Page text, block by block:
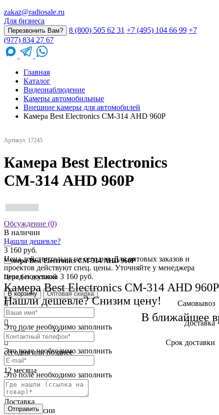
zakaz@radiosale.ru
Для бизнеса
Перезвонить Вам? 8 (800) 505 62 31 +7 (495) 104 66 99 +7
(977) 834 27 67
Главная
Каталог
Видеонаблюдение
Камеры автомобильные
Внешние камеры для автомобилей
Камера Best Electronics СМ-314 AHD 960P
Артикул: 17245
Камера Best Electronics
СМ-314 AHD 960P
Обсуждение (0)
Камера Best Electronics СМ-314 AHD 960P
Цена без доставки 3 160 руб.
Камера Best Electronics СМ-314 AHD 960P
Нашли дешевле? Снизим цену!
Это поле необходимо заполнить
Это поле необходимо заполнить
Это поле необходимо заполнить
Отправить
В наличии
Нашли дешевле?
В ближайшее
3 160 руб.
Цена действительна на сегодня. Для оптовых заказов и
проектов действуют спец. цены. Уточняйте у менеджера
перед покупкой
В корзину Оптовая скидка
Самовывоз
бесплатно
Доставка
от 250 руб. по Москве
Cрок доставки
сегодня или позднее
Гарантия
12 месяца
Обмен и возврат
2 недели
Доставка
по всей России